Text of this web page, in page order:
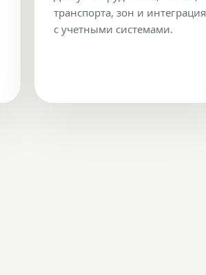
транспорта, зон и интеграция
с учетными системами.